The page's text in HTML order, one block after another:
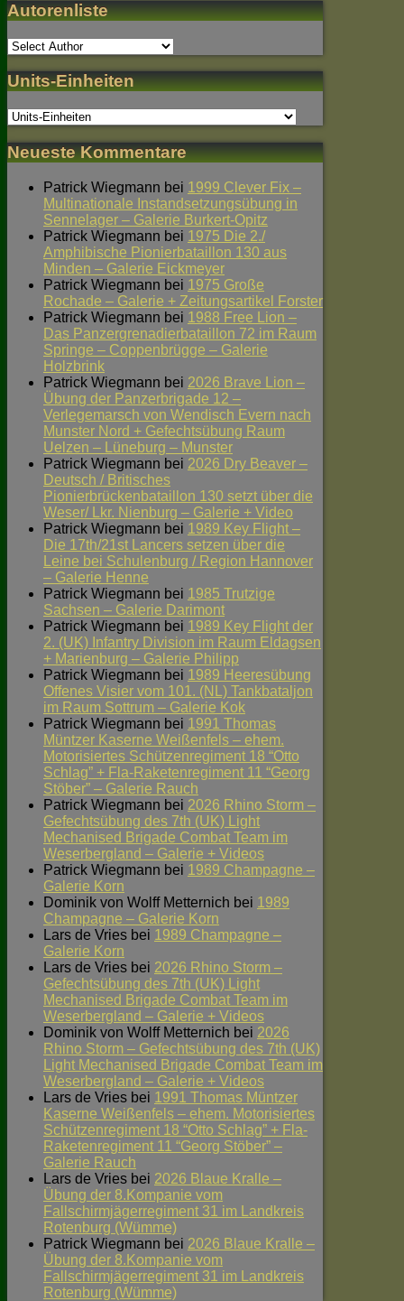
Autorenliste
Units-Einheiten
Neueste Kommentare
Patrick Wiegmann bei 1999 Clever Fix –
Multinationale Instandsetzungsübung in
Sennelager – Galerie Burkert-Opitz
Patrick Wiegmann bei 1975 Die 2./
Amphibische Pionierbataillon 130 aus
Minden – Galerie Eickmeyer
Patrick Wiegmann bei 1975 Große
Rochade – Galerie + Zeitungsartikel Forster
Patrick Wiegmann bei 1988 Free Lion –
Das Panzergrenadierbataillon 72 im Raum
Springe – Coppenbrügge – Galerie
Holzbrink
Patrick Wiegmann bei 2026 Brave Lion –
Übung der Panzerbrigade 12 –
Verlegemarsch von Wendisch Evern nach
Munster Nord + Gefechtsübung Raum
Uelzen – Lüneburg – Munster
Patrick Wiegmann bei 2026 Dry Beaver –
Deutsch / Britisches
Pionierbrückenbataillon 130 setzt über die
Weser/ Lkr. Nienburg – Galerie + Video
Patrick Wiegmann bei 1989 Key Flight –
Die 17th/21st Lancers setzen über die
Leine bei Schulenburg / Region Hannover
– Galerie Henne
Patrick Wiegmann bei 1985 Trutzige
Sachsen – Galerie Darimont
Patrick Wiegmann bei 1989 Key Flight der
2. (UK) Infantry Division im Raum Eldagsen
+ Marienburg – Galerie Philipp
Patrick Wiegmann bei 1989 Heeresübung
Offenes Visier vom 101. (NL) Tankbataljon
im Raum Sottrum – Galerie Kok
Patrick Wiegmann bei 1991 Thomas
Müntzer Kaserne Weißenfels – ehem.
Motorisiertes Schützenregiment 18 “Otto
Schlag” + Fla-Raketenregiment 11 “Georg
Stöber” – Galerie Rauch
Patrick Wiegmann bei 2026 Rhino Storm –
Gefechtsübung des 7th (UK) Light
Mechanised Brigade Combat Team im
Weserbergland – Galerie + Videos
Patrick Wiegmann bei 1989 Champagne –
Galerie Korn
Dominik von Wolff Metternich bei 1989
Champagne – Galerie Korn
Lars de Vries bei 1989 Champagne –
Galerie Korn
Lars de Vries bei 2026 Rhino Storm –
Gefechtsübung des 7th (UK) Light
Mechanised Brigade Combat Team im
Weserbergland – Galerie + Videos
Dominik von Wolff Metternich bei 2026
Rhino Storm – Gefechtsübung des 7th (UK)
Light Mechanised Brigade Combat Team im
Weserbergland – Galerie + Videos
Lars de Vries bei 1991 Thomas Müntzer
Kaserne Weißenfels – ehem. Motorisiertes
Schützenregiment 18 “Otto Schlag” + Fla-
Raketenregiment 11 “Georg Stöber” –
Galerie Rauch
Lars de Vries bei 2026 Blaue Kralle –
Übung der 8.Kompanie vom
Fallschirmjägerregiment 31 im Landkreis
Rotenburg (Wümme)
Patrick Wiegmann bei 2026 Blaue Kralle –
Übung der 8.Kompanie vom
Fallschirmjägerregiment 31 im Landkreis
Rotenburg (Wümme)